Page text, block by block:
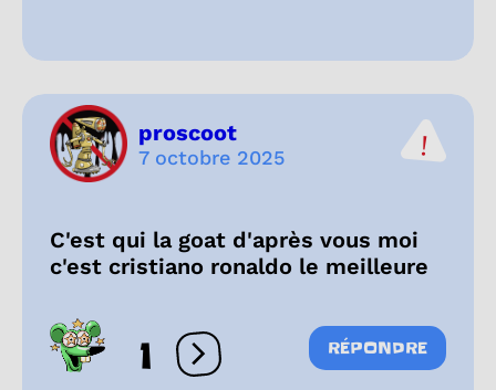
proscoot
7 octobre 2025
C'est qui la goat d'après vous moi
c'est cristiano ronaldo le meilleure
1 Ouvrir les réactions
RÉPONDRE